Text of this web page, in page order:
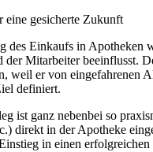
eine gesicherte Zukunft
des Einkaufs in Apotheken
der Mitarbeiter beeinflusst.
weil er von eingefahrenen
definiert.
ist ganz nebenbei so
direkt in der Apotheke
in einen